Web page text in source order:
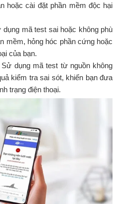
hoặc cài đặt phần mềm độc hại
mã test sai hoặc không phù
mềm, hỏng hóc phần cứng hoặc
của bạn.
dụng mã test từ nguồn không
kiểm tra sai sót, khiến bạn đưa
trạng điện thoại.